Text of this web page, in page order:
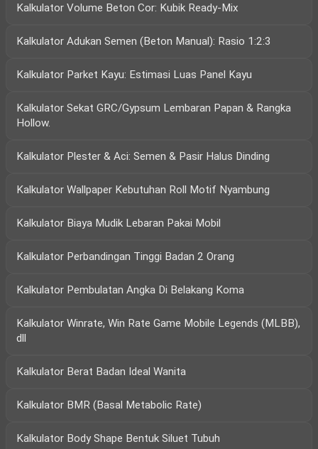
Kalkulator Volume Beton Cor: Kubik Ready-Mix
Kalkulator Adukan Semen (Beton Manual): Rasio 1:2:3
Kalkulator Parket Kayu: Estimasi Luas Panel Kayu
Kalkulator Sekat GRC/Gypsum Lembaran Papan & Rangka
Hollow.
Kalkulator Plester & Aci: Semen & Pasir Halus Dinding
Kalkulator Wallpaper Kebutuhan Roll Motif Nyambung
Kalkulator Biaya Mudik Lebaran Pakai Mobil
Kalkulator Perbandingan Tinggi Badan 2 Orang
Kalkulator Pembulatan Angka Di Belakang Koma
Kalkulator Winrate, Win Rate Game Mobile Legends (MLBB),
dll
Kalkulator Berat Badan Ideal Wanita
Kalkulator BMR (Basal Metabolic Rate)
Kalkulator Body Shape Bentuk Siluet Tubuh